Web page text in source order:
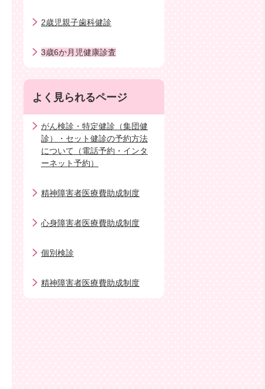
2歳児親子歯科健診
3歳6か月児健康診査
よく見られるページ
がん検診・特定健診（集団健
診）・セット健診の予約方法
について（電話予約・インタ
ーネット予約）
精神障害者医療費助成制度
心身障害者医療費助成制度
個別検診
精神障害者医療費助成制度